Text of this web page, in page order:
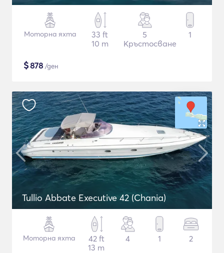
Моторна яхта
33 ft
10 m
5
Кръстосване
1
$878 /ден
Tullio Abbate Executive 42 (Chania)
Моторна яхта
42 ft
13 m
4 1 2